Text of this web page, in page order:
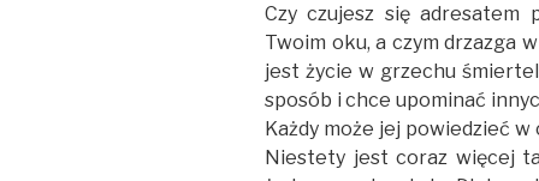
Czy czujesz się adresatem
Twoim oku, a czym drzazga
jest życie w grzechu
sposób i chce upominać
Każdy może jej powiedzieć
Niestety jest coraz więcej